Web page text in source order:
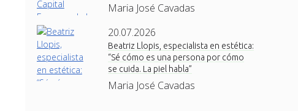
Maria José Cavadas
20.07.2026
Beatriz Llopis, especialista en estética:
“Sé cómo es una persona por cómo
se cuida. La piel habla”
Maria José Cavadas